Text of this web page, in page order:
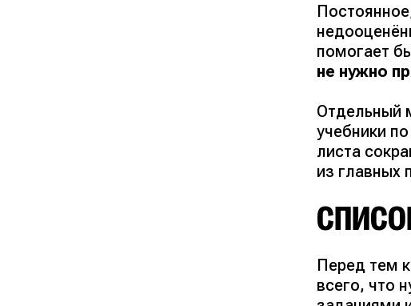
помогает
не нужно
Отдельный
учебники
листа
из главных
Перед тем
всего, что